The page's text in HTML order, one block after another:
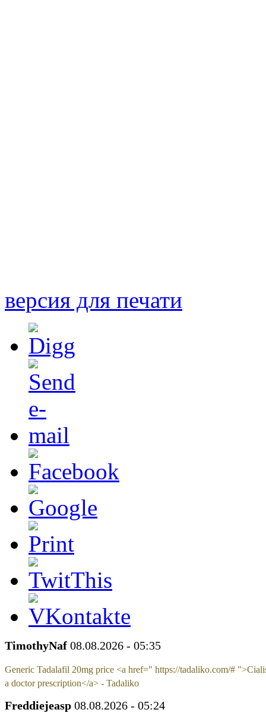
версия для печати
TimothyNaf 08.08.2026 - 05:35
Generic Tadalafil 20mg price <a href=" https://tadaliko.com/#
a doctor prescription</a> - Tadaliko
Freddiejeasp 08.08.2026 - 05:24